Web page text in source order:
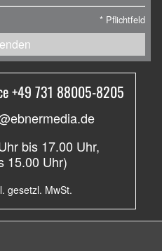
* Pflichtfeld
+49 731 88005-8205
bis 17.00 Uhr,
15.00 Uhr)
gesetzl. MwSt.